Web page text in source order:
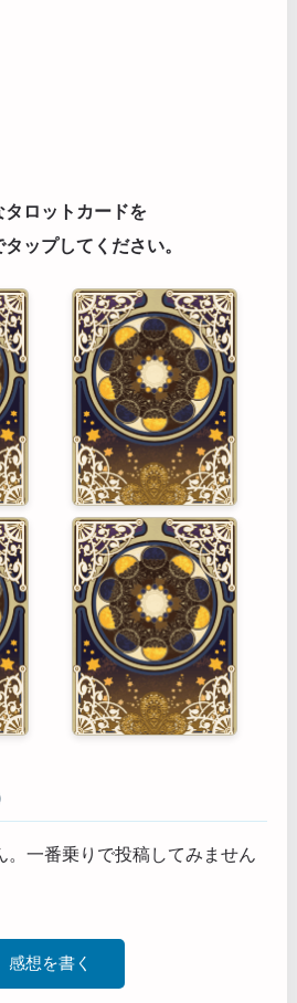
タロットカードを
ップしてください。
。一番乗りで投稿してみません
感想を書く